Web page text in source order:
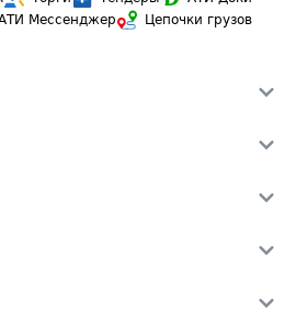
Мессенджер
Цепочки грузов